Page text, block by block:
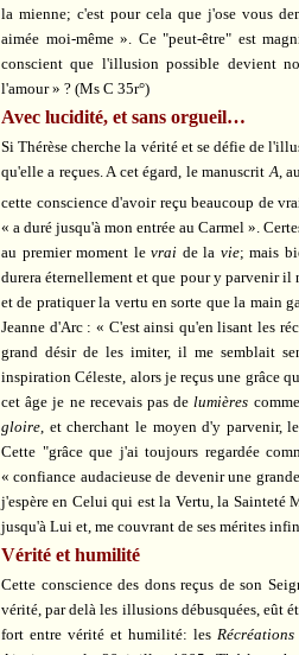
la mienne; c'est pour cela que j'ose vous
aimée moi-même ». Ce "peut-être" est
conscient que l'illusion possible devient
l'amour » ? (Ms C 35r°)
Avec lucidité, et sans orgueil…
Si Thérèse cherche la vérité et se défie de
qu'elle a reçues. A cet égard, le manuscritA,
cette conscience d'avoir reçu beaucoup de
« a duré jusqu'à mon entrée au Carmel ».
au premier moment le vrai de la vie; mais
durera éternellement et que pour y parvenir il
et de pratiquer la vertu en sorte que la main
Jeanne d'Arc : « C'est ainsi qu'en lisant les
grand désir de les imiter, il me semblait
inspiration Céleste, alors je reçus une grâce
cet âge je ne recevais pas de lumières
gloire , et cherchant le moyen d'y parvenir,
Cette "grâce que j'ai toujours regardée
« confiance audacieuse de devenir une
j'espère en Celui qui est la Vertu, la Sainteté
jusqu'à Lui et, me couvrant de ses mérites
Vérité et humilité
Cette conscience des dons reçus de son
vérité, par delà les illusions débusquées, eût
fort entre vérité et humilité: les Récréations